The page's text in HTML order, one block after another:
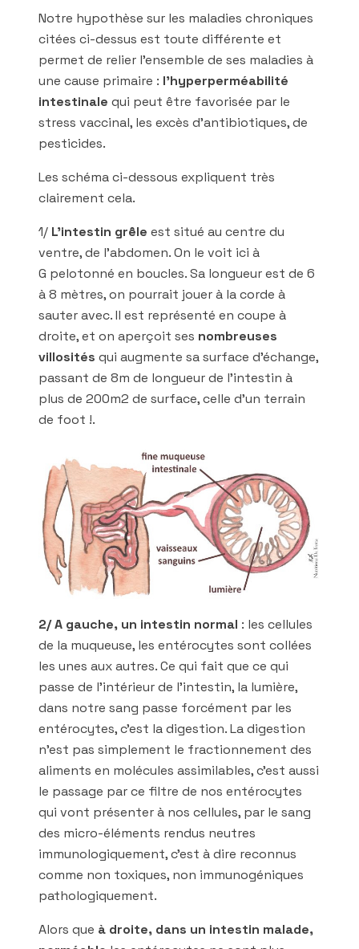
Notre hypothèse sur les maladies chroniques
citées ci-dessus est toute différente et
permet de relier l’ensemble de ses maladies à
une cause primaire : l’hyperperméabilité
intestinale qui peut être favorisée par le
stress vaccinal, les excès d’antibiotiques, de
pesticides.
Les schéma ci-dessous expliquent très
clairement cela.
1/ L’intestin grêle est situé au centre du
ventre, de l’abdomen. On le voit ici à
G pelotonné en boucles. Sa longueur est de 6
à 8 mètres, on pourrait jouer à la corde à
sauter avec. Il est représenté en coupe à
droite, et on aperçoit ses nombreuses
villosités qui augmente sa surface d’échange,
passant de 8m de longueur de l’intestin à
plus de 200m2 de surface, celle d’un terrain
de foot !.
2/ A gauche, un intestin normal : les cellules
de la muqueuse, les entérocytes sont collées
les unes aux autres. Ce qui fait que ce qui
passe de l’intérieur de l’intestin, la lumière,
dans notre sang passe forcément par les
entérocytes, c’est la digestion. La digestion
n’est pas simplement le fractionnement des
aliments en molécules assimilables, c’est aussi
le passage par ce filtre de nos entérocytes
qui vont présenter à nos cellules, par le sang
des micro-éléments rendus neutres
immunologiquement, c’est à dire reconnus
comme non toxiques, non immunogéniques
pathologiquement.
Alors que à droite, dans un intestin malade,